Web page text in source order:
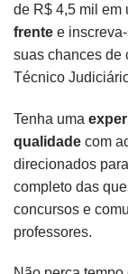
de R$ 4,5 mil em
frente e
suas chances de
Técnico
Tenha uma
qualidade com
direcionados
completo das
concursos e
professores.